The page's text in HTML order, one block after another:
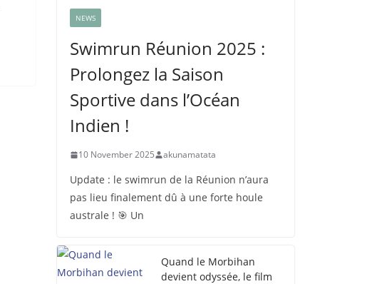
NEWS
Swimrun Réunion 2025 :
Prolongez la Saison
Sportive dans l’Océan
Indien !
10 November 2025 akunamatata
Update : le swimrun de la Réunion n’aura
pas lieu finalement dû à une forte houle
australe ! 🎯 Un
Quand le Morbihan
devient odyssée, le film